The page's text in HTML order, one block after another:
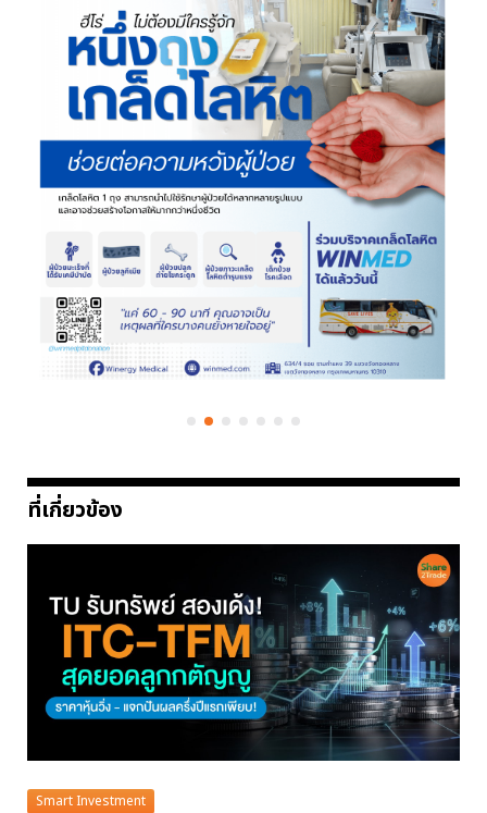
ที่เกี่ยวข้อง
Smart Investment